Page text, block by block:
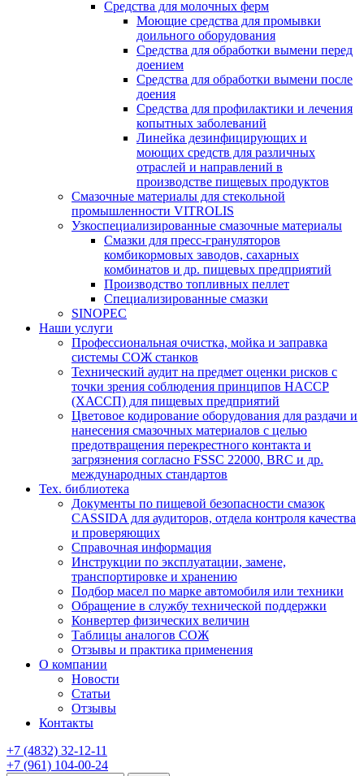
Средства для молочных ферм
Моющие средства для промывки
доильного оборудования
Средства для обработки вымени перед
доением
Средства для обработки вымени после
доения
Средства для профилактики и лечения
копытных заболеваний
Линейка дезинфицирующих и
моющих средств для различных
отраслей и направлений в
производстве пищевых продуктов
Смазочные материалы для стекольной
промышленности VITROLIS
Узкоспециализированные смазочные материалы
Смазки для пресс-грануляторов
комбикормовых заводов, сахарных
комбинатов и др. пищевых предприятий
Производство топливных пеллет
Специализированные смазки
SINOPEC
Наши услуги
Профессиональная очистка, мойка и заправка
системы СОЖ станков
Технический аудит на предмет оценки рисков с
точки зрения соблюдения принципов HACCP
(ХАССП) для пищевых предприятий
Цветовое кодирование оборудования для раздачи и
нанесения смазочных материалов с целью
предотвращения перекрестного контакта и
загрязнения согласно FSSC 22000, BRC и др.
международных стандартов
Тех. библиотека
Документы по пищевой безопасности смазок
CASSIDA для аудиторов, отдела контроля качества
и проверяющих
Справочная информация
Инструкции по эксплуатации, замене,
транспортировке и хранению
Подбор масел по марке автомобиля или техники
Обращение в службу технической поддержки
Конвертер физических величин
Таблицы аналогов СОЖ
Отзывы и практика применения
О компании
Новости
Статьи
Отзывы
Контакты
+7 (4832) 32-12-11
+7 (961) 104-00-24